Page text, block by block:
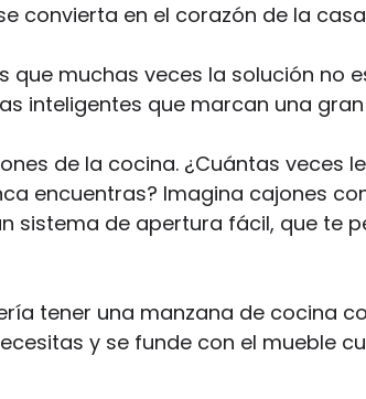
convierta en el corazón de la
que muchas veces la solución no
inteligentes que marcan una
de la cocina. ¿Cuántas veces
encuentras? Imagina cajones
sistema de apertura fácil, que te
tener una manzana de cocina
y se funde con el mueble